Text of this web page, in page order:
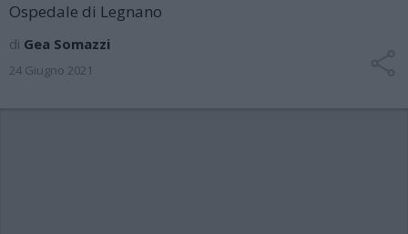
Ospedale di Legnano
di Gea Somazzi
24 Giugno 2021